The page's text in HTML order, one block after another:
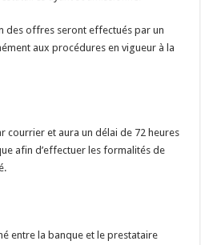
des offres seront effectués par un
aux procédures en vigueur à la
courrier et aura un délai de 72 heures
afin d’effectuer les formalités de
entre la banque et le prestataire